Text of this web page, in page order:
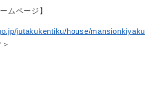
ムページ】
jutakukentiku/house/mansionkiyaku